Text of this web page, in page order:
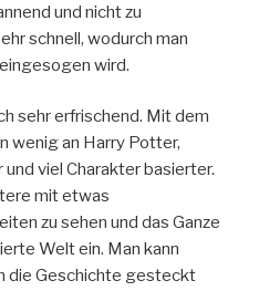
und nicht zu
schnell, wodurch man
wird.
sehr erfrischend. Mit dem
wenig an Harry Potter,
viel Charakter basierter.
mit etwas
zu sehen und das Ganze
Welt ein. Man kann
die Geschichte gesteckt